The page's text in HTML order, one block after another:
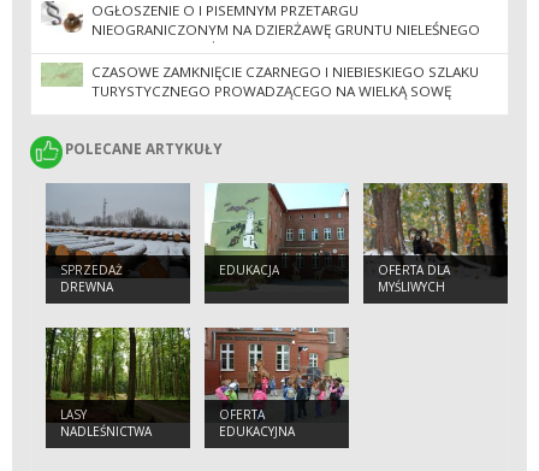
OGŁOSZENIE O I PISEMNYM PRZETARGU
NIEOGRANICZONYM NA DZIERŻAWĘ GRUNTU NIELEŚNEGO
(BZ-BIWAK) POŁOŻONEGO W ODDZ. 202R-00 - OBRĘBU
LEŚNEGO BIELAWA, NA SZCZYCIE GÓRY WIELKIEJ SOWY
CZASOWE ZAMKNIĘCIE CZARNEGO I NIEBIESKIEGO SZLAKU
TURYSTYCZNEGO PROWADZĄCEGO NA WIELKĄ SOWĘ
POLECANE ARTYKUŁY
POLECANE ARTYKUŁY
SPRZEDAŻ
DREWNA
EDUKACJA
OFERTA DLA
MYŚLIWYCH
LASY
NADLEŚNICTWA
OFERTA
EDUKACYJNA